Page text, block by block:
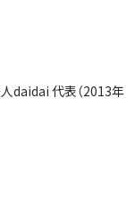
daidai 代表（2013年